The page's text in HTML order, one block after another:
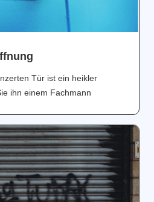
Tür ist ein heikler
ihn einem Fachmann